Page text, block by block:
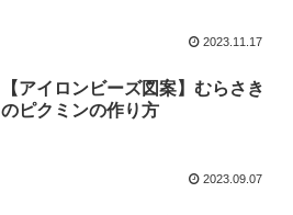
2023.11.17
【アイロンビーズ図案】むらさき
のピクミンの作り方
2023.09.07